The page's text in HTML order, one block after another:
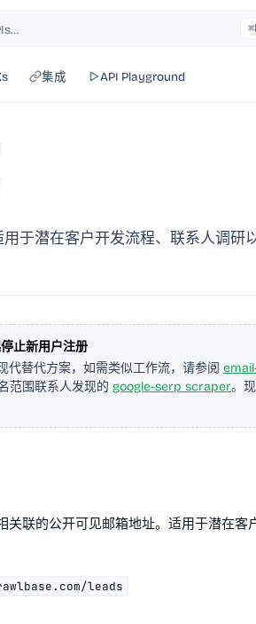
集成 API Playground
于潜在客户开发流程、联系人调研
止新用户注册
代替代方案，如需类似工作流，请参阅
范围联系人发现的 google-serp scraper。
关联的公开可见邮箱地址。适用于潜在客
leads